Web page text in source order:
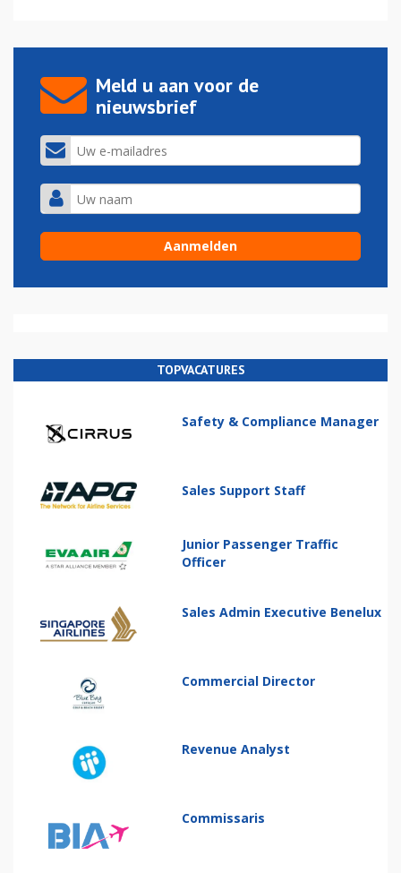
Meld u aan voor de
nieuwsbrief
TOPVACATURES
Safety & Compliance Manager
Sales Support Staff
Junior Passenger Traffic
Officer
Sales Admin Executive Benelux
Commercial Director
Revenue Analyst
Commissaris